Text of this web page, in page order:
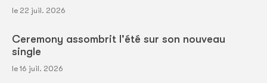
le 22 juil. 2026
Ceremony assombrit l'été sur son nouveau
single
le 16 juil. 2026